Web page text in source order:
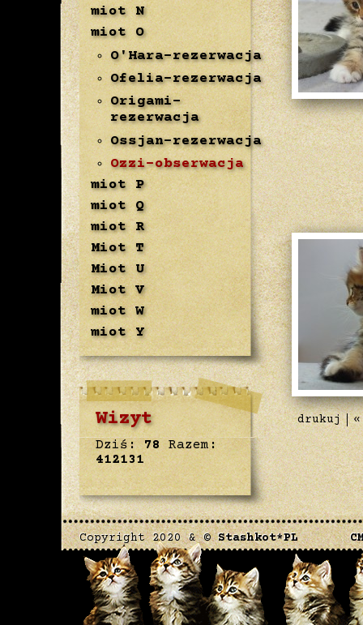
miot N
miot O
O'Hara-rezerwacja
Ofelia-rezerwacja
Origami-
rezerwacja
Ossjan-rezerwacja
Ozzi-obserwacja
miot P
miot Q
miot R
Miot T
Miot U
Miot V
miot W
miot Y
Wizyt
Dziś:78
Razem:
412131
drukuj
Copyright 2020 & ©Stashkot*PL